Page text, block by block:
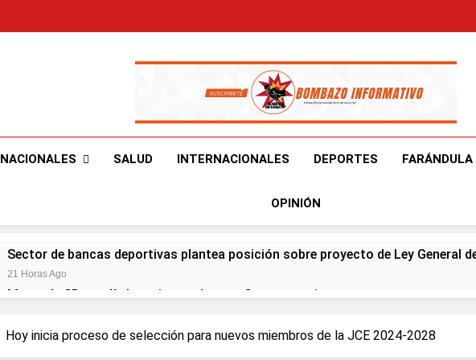
Bombazo
NACIONALES SALUD INTERNACIONALES DEPORTES FARÁNDULA
OPINIÓN
Sector de bancas deportivas plantea posición sobre proyecto de Ley General
21 Horas Ago
Metro de SD amplía horario por Juegos Centroamericanos
Embajada dominicana en Francia y Banreservas lanzan convocatoria para
Hoy inicia proceso de selección para nuevos miembros de la JCE 2024-2028